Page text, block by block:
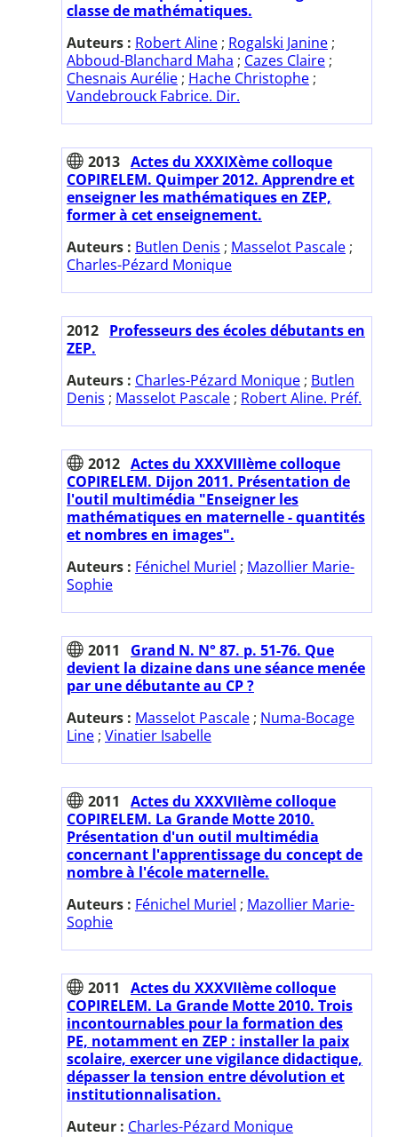
classe de mathématiques.
Auteurs : Robert Aline ; Rogalski Janine ;
Abboud-Blanchard Maha ; Cazes Claire ;
Chesnais Aurélie ; Hache Christophe ;
Vandebrouck Fabrice. Dir.
2013 Actes du XXXIXème colloque
COPIRELEM. Quimper 2012. Apprendre et
enseigner les mathématiques en ZEP,
former à cet enseignement.
Auteurs : Butlen Denis ; Masselot Pascale ;
Charles-Pézard Monique
2012 Professeurs des écoles débutants en
ZEP.
Auteurs : Charles-Pézard Monique ; Butlen
Denis ; Masselot Pascale ; Robert Aline. Préf.
2012 Actes du XXXVIIIème colloque
COPIRELEM. Dijon 2011. Présentation de
l'outil multimédia "Enseigner les
mathématiques en maternelle - quantités
et nombres en images".
Auteurs : Fénichel Muriel ; Mazollier Marie-
Sophie
2011
Grand N. N° 87. p. 51-76. Que
devient la dizaine dans une séance menée
par une débutante au CP ?
Auteurs : Masselot Pascale ; Numa-Bocage
Line ; Vinatier Isabelle
2011
Actes du XXXVIIème colloque
COPIRELEM. La Grande Motte 2010.
Présentation d'un outil multimédia
concernant l'apprentissage du concept de
nombre à l'école maternelle.
Auteurs : Fénichel Muriel ; Mazollier Marie-
Sophie
2011
Actes du XXXVIIème colloque
COPIRELEM. La Grande Motte 2010. Trois
incontournables pour la formation des
PE, notamment en ZEP : installer la paix
scolaire, exercer une vigilance didactique,
dépasser la tension entre dévolution et
institutionnalisation.
Auteur : Charles-Pézard Monique